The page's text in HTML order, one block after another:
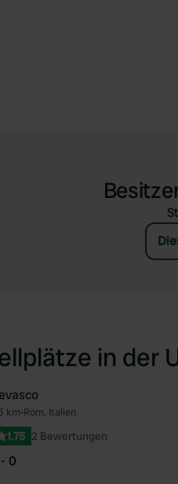
in der
km•Rom, Italien
1.75 2 Bewertungen
0